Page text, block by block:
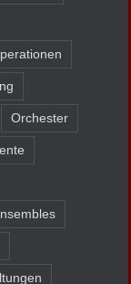
Orchester